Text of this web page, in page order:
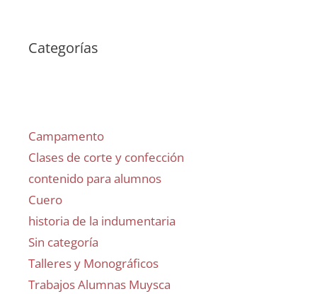
Categorías
Campamento
Clases de corte y confección
contenido para alumnos
Cuero
historia de la indumentaria
Sin categoría
Talleres y Monográficos
Trabajos Alumnas Muysca